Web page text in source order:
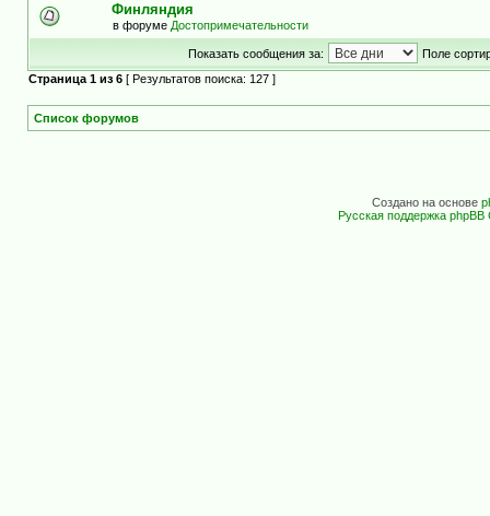
Финляндия
в форуме Достопримечательности
Показать сообщения за:
Поле
Страница 1 из 6 [ Результатов поиска: 127 ]
Список форумов
Создано на основе
Русская поддержка phpBB